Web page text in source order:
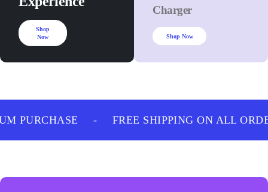
Shop
Now
Charger
Shop Now
PURCHASE - FREE SHIPPING ON ALL